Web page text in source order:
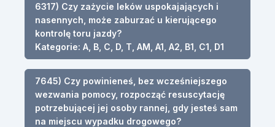
6317) Czy zażycie leków uspokajających i
nasennych, może zaburzać u kierującego
kontrolę toru jazdy?
Kategorie: A, B, C, D, T, AM, A1, A2, B1, C1, D1
7645) Czy powinieneś, bez wcześniejszego
wezwania pomocy, rozpocząć resuscytację
potrzebującej jej osoby rannej, gdy jesteś sam
na miejscu wypadku drogowego?